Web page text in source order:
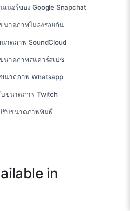
นอร์ของ Google Snapchat
นาดภาพไม่ลงรอยกัน
าดภาพ SoundCloud
นาดภาพสแควร์สเปซ
นาดภาพ Whatsapp
บขนาดภาพ Twitch
รับขนาดภาพพิมพ์
in